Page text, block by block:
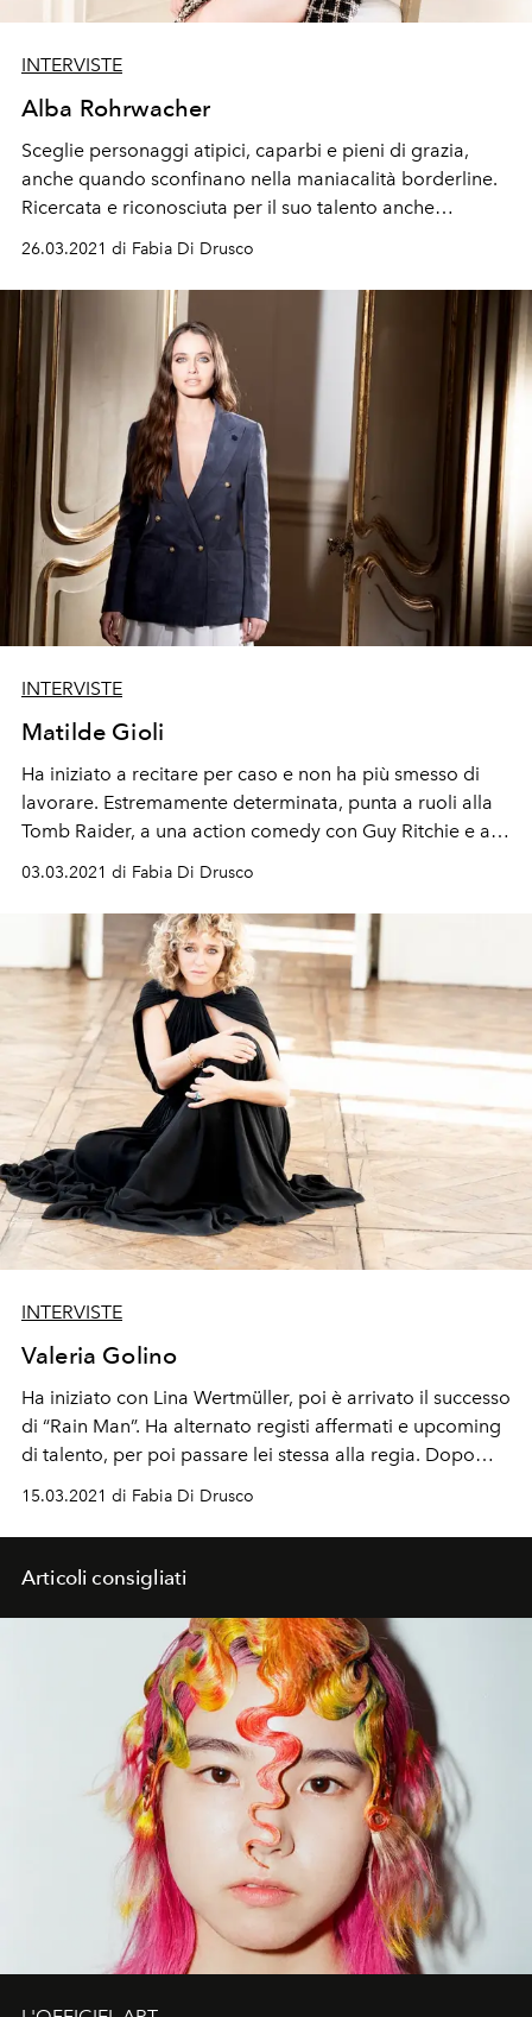
INTERVISTE
Alba Rohrwacher
Sceglie personaggi atipici, caparbi e pieni di grazia,
anche quando sconfinano nella maniacalità borderline.
Ricercata e riconosciuta per il suo talento anche
all’estero, racconta la sua carriera in termini di incontri,
26.03.2021 di Fabia Di Drusco
INTERVISTE
Matilde Gioli
Ha iniziato a recitare per caso e non ha più smesso di
lavorare. Estremamente determinata, punta a ruoli alla
Tomb Raider, a una action comedy con Guy Ritchie e a
essere diretta da Matteo Garrone.
03.03.2021 di Fabia Di Drusco
INTERVISTE
Valeria Golino
Ha iniziato con Lina Wertmüller, poi è arrivato il successo
di “Rain Man”. Ha alternato registi affermati e upcoming
di talento, per poi passare lei stessa alla regia. Dopo
“Miele” ed “Euforia” sta lavorando allo script de “L’Arte
15.03.2021 di Fabia Di Drusco
Articoli consigliati